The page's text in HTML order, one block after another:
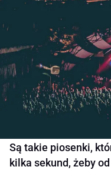
Są takie piosenki,
kilka sekund, żeby